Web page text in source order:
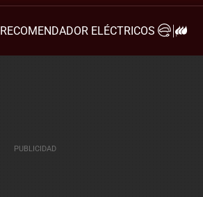
RECOMENDADOR ELÉCTRICOS